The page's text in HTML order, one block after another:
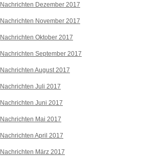
Nachrichten Dezember 2017
Nachrichten November 2017
Nachrichten Oktober 2017
Nachrichten September 2017
Nachrichten August 2017
Nachrichten Juli 2017
Nachrichten Juni 2017
Nachrichten Mai 2017
Nachrichten April 2017
Nachrichten März 2017